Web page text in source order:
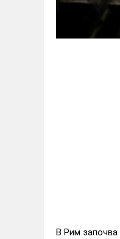
В Рим започва